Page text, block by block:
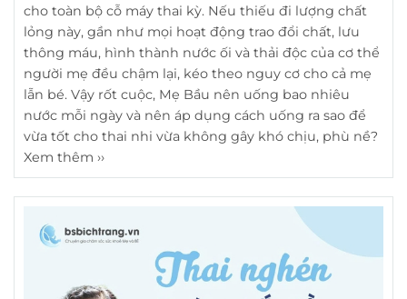
cho toàn bộ cỗ máy thai kỳ. Nếu thiếu đi lượng chất
lỏng này, gần như mọi hoạt động trao đổi chất, lưu
thông máu, hình thành nước ối và thải độc của cơ thể
người mẹ đều chậm lại, kéo theo nguy cơ cho cả mẹ
lẫn bé. Vậy rốt cuộc, Mẹ Bầu nên uống bao nhiêu
nước mỗi ngày và nên áp dụng cách uống ra sao để
vừa tốt cho thai nhi vừa không gây khó chịu, phù nề?
Xem thêm ››